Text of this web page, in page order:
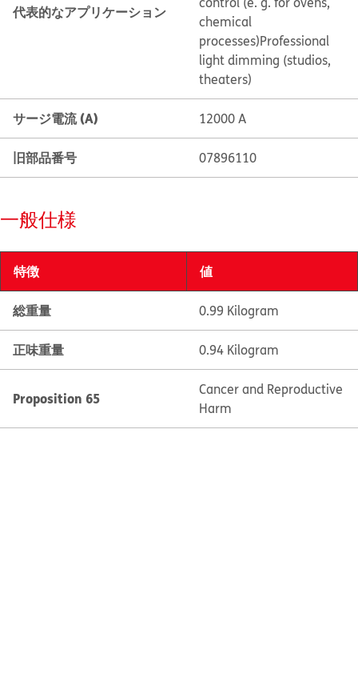
代表的なアプリケーション
chemical
processes)Professional
light dimming (studios,
theaters)
サージ電流 (A) 12000 A
旧部品番号 07896110
一般仕様
特徴 値
総重量 0.99 Kilogram
正味重量 0.94 Kilogram
Proposition 65
Cancer and Reproductive
Harm